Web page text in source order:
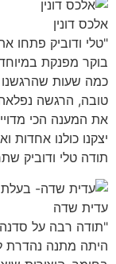
אלכס דונין
"טלי ודוביק פתחו
בוקר מפנקת
כמה שעות
טובה, הרגשה
את המענה הכי
יצקנו כולנו אחדות
תודה טלי ודוביק
עדית שדה
"תודה רבה על סדנה
היתה מתנה נהדרת